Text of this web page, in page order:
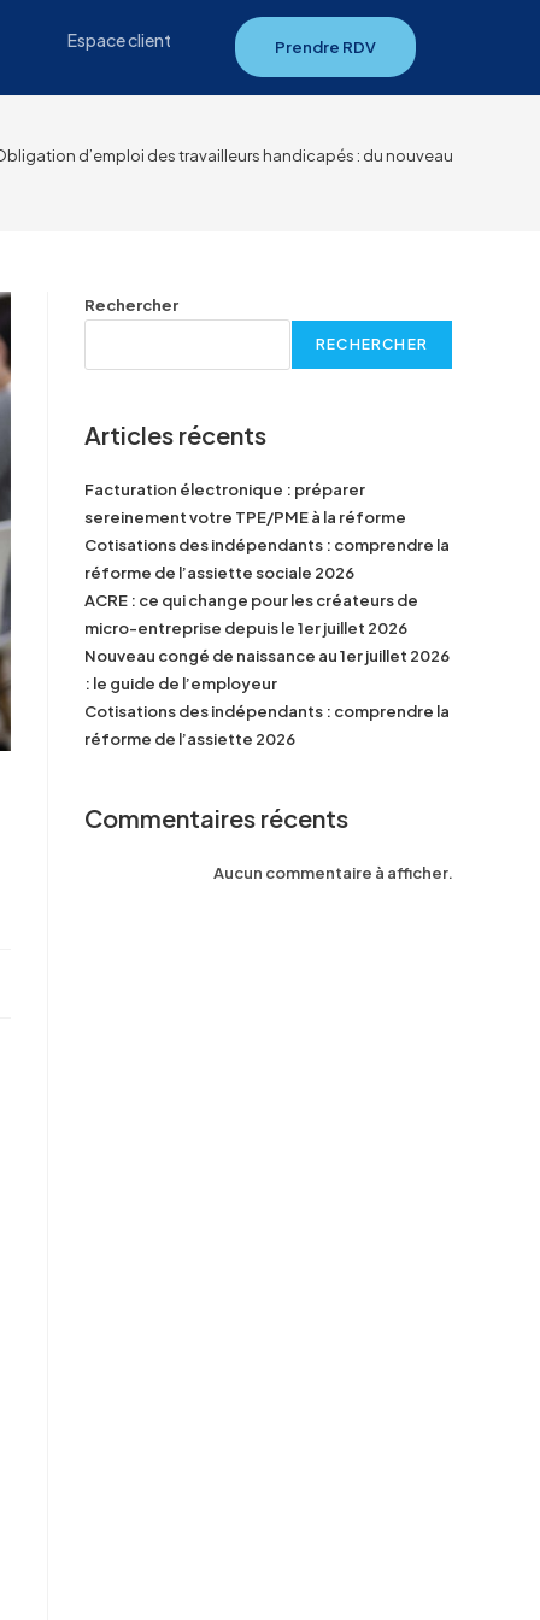
Espace client Prendre RDV
d’emploi des travailleurs handicapés : du nouveau
Rechercher
RECHERCHER
Articles récents
Facturation électronique : préparer
sereinement votre TPE/PME à la réforme
Cotisations des indépendants : comprendre la
réforme de l’assiette sociale 2026
ACRE : ce qui change pour les créateurs de
micro-entreprise depuis le 1er juillet 2026
Nouveau congé de naissance au 1er juillet 2026
: le guide de l’employeur
Cotisations des indépendants : comprendre la
réforme de l’assiette 2026
Commentaires récents
Aucun commentaire à afficher.